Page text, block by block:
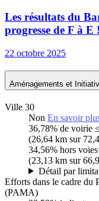
Les résultats du
progresse de F à E !
22 octobre 2025
Aménagements et
Ville 30
Non En savoir
36,78% de voirie
(26,64 km sur
34,56% hors
(23,13 km sur
Détail par
Efforts dans le cadre du
(PAMA)